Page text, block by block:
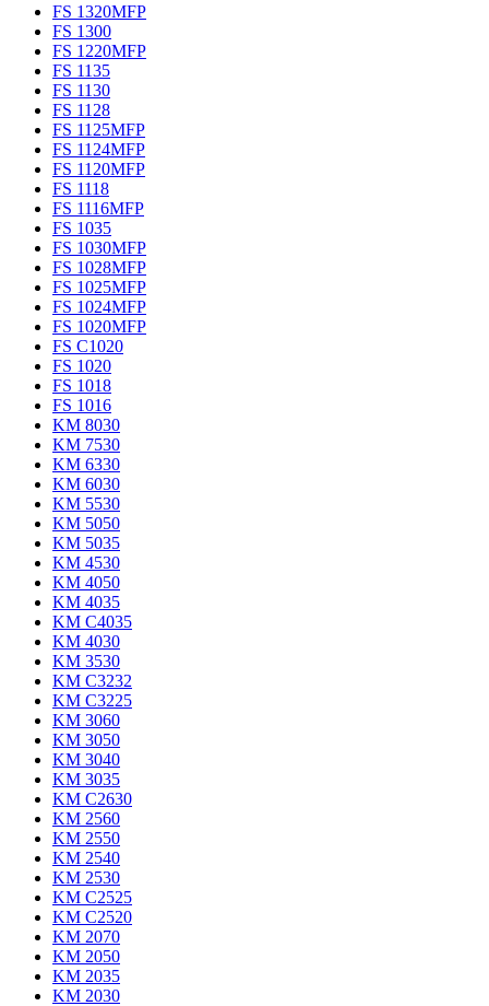
FS 1320MFP
FS 1300
FS 1220MFP
FS 1135
FS 1130
FS 1128
FS 1125MFP
FS 1124MFP
FS 1120MFP
FS 1118
FS 1116MFP
FS 1035
FS 1030MFP
FS 1028MFP
FS 1025MFP
FS 1024MFP
FS 1020MFP
FS C1020
FS 1020
FS 1018
FS 1016
KM 8030
KM 7530
KM 6330
KM 6030
KM 5530
KM 5050
KM 5035
KM 4530
KM 4050
KM 4035
KM C4035
KM 4030
KM 3530
KM C3232
KM C3225
KM 3060
KM 3050
KM 3040
KM 3035
KM C2630
KM 2560
KM 2550
KM 2540
KM 2530
KM C2525
KM C2520
KM 2070
KM 2050
KM 2035
KM 2030